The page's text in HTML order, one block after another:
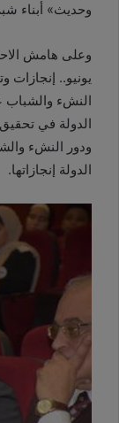
وحديث» أبناء
يونيو.. إنجازات
النشء والشباب
الدولة في
ودور النشء
الدولة إنجازاتها.